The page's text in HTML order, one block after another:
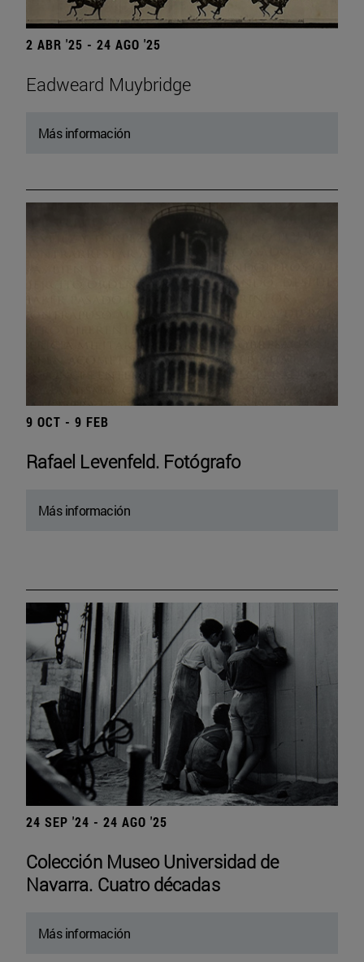
2 ABR '25 - 24 AGO '25
Eadweard Muybridge
Más información
9 OCT - 9 FEB
Rafael Levenfeld. Fotógrafo
Más información
24 SEP '24 - 24 AGO '25
Colección Museo Universidad de
Navarra. Cuatro décadas
Más información